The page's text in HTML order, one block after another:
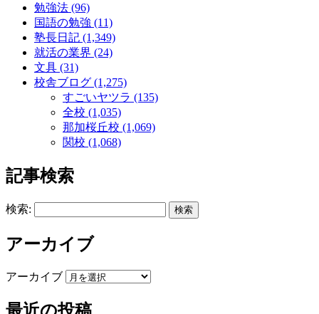
勉強法 (96)
国語の勉強 (11)
塾長日記 (1,349)
就活の業界 (24)
文具 (31)
校舎ブログ (1,275)
すごいヤツラ (135)
全校 (1,035)
那加桜丘校 (1,069)
関校 (1,068)
記事検索
検索:
アーカイブ
アーカイブ
最近の投稿